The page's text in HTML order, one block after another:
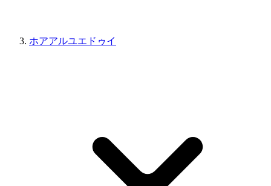
ホアアルユエドゥイ